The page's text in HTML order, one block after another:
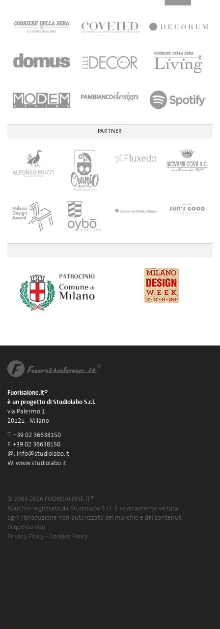
PARTNER
Fuorisalone.it®
è un progetto di Studiolabo S.r.l.
via Palermo 1
20121 - Milano
T. +39 02 36638150
F. +39 02 36638150
@. info@studiolabo.it
W. www.studiolabo.it
© 2003-2026 FUORISALONE.IT®
Marchio registrato da Studiolabo S.r.l. È severamente vietata
ogni riproduzione non autorizzata del marchio e dei contenuti
di questo sito.
Privacy Policy - Cookies Policy